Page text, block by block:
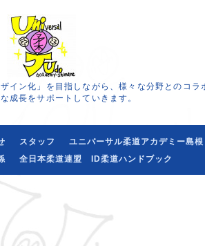
イン化」を目指しながら、様々な分野とのコラ
成長をサポートしていきます。
スタッフ ユニバーサル柔道アカデミー島根
全日本柔道連盟 ID柔道ハンドブック